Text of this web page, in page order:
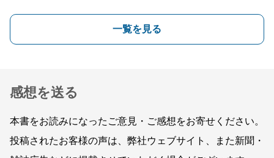
一覧を見る
感想を送る
本書をお読みになったご意見・ご感想をお寄せください。
投稿されたお客様の声は、弊社ウェブサイト、また新聞・